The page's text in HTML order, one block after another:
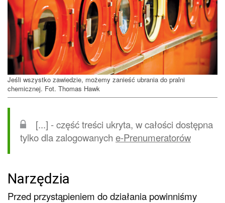
Jeśli wszystko zawiedzie, możemy zanieść ubrania do pralni
chemicznej. Fot. Thomas Hawk
[...] - część treści ukryta, w całości dostępna
tylko dla zalogowanych e-Prenumeratorów
Narzędzia
Przed przystąpieniem do działania powinniśmy